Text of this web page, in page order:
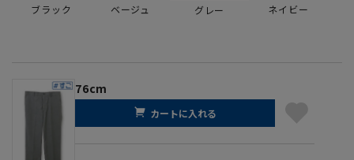
ブラック ベージュ グレー ネイビー
76cm
カートに入れる